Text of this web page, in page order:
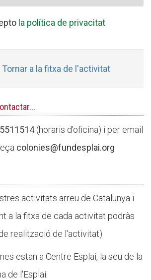
la política de privacitat
Tornar a la fitxa de l'activitat
(horaris d'oficina) i per email
colonies@fundesplai.org
activitats arreu de Catalunya i
a la fitxa de cada activitat podràs
realització de l'activitat)
estan a Centre Esplai, la seu de la
de l'Esplai.